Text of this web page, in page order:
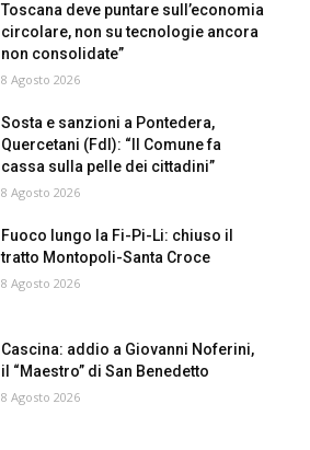
Toscana deve puntare sull’economia
circolare, non su tecnologie ancora
non consolidate”
8 Agosto 2026
Sosta e sanzioni a Pontedera,
Quercetani (FdI): “Il Comune fa
cassa sulla pelle dei cittadini”
8 Agosto 2026
Fuoco lungo la Fi-Pi-Li: chiuso il
tratto Montopoli-Santa Croce
8 Agosto 2026
Cascina: addio a Giovanni Noferini,
il “Maestro” di San Benedetto
8 Agosto 2026